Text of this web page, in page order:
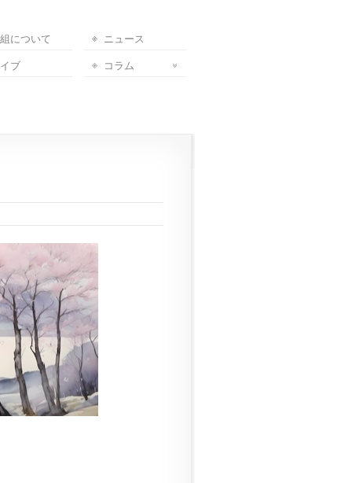
について ニュース
ブ コラム